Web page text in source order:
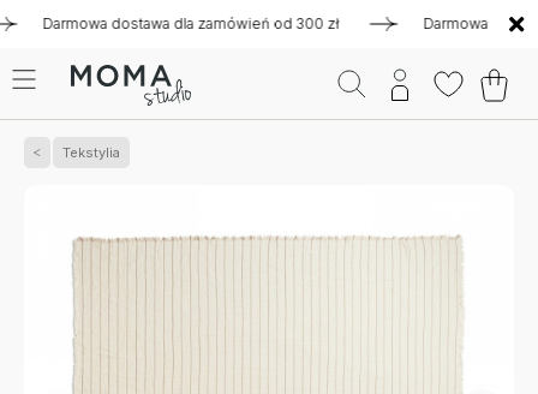
dostawa dla zamówień od 300 zł Darmowa dostawa
Tekstylia